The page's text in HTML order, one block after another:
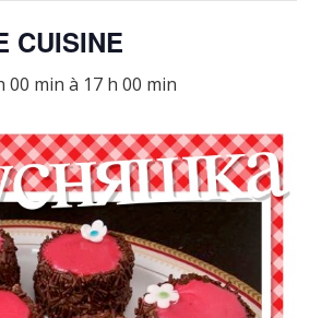
CUISINE
00 min à 17 h 00 min